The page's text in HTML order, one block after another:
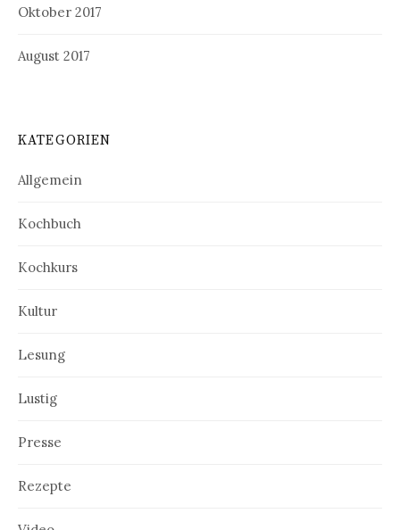
Oktober 2017
August 2017
KATEGORIEN
Allgemein
Kochbuch
Kochkurs
Kultur
Lesung
Lustig
Presse
Rezepte